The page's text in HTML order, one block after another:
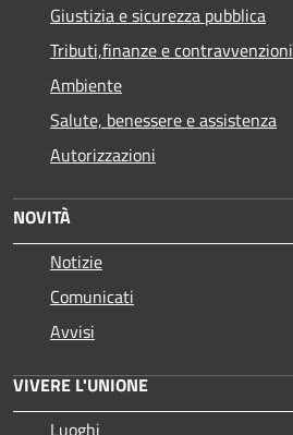
Giustizia e sicurezza pubblica
Tributi,finanze e contravvenzioni
Ambiente
Salute, benessere e assistenza
Autorizzazioni
NOVITÀ
Notizie
Comunicati
Avvisi
VIVERE L'UNIONE
Luoghi